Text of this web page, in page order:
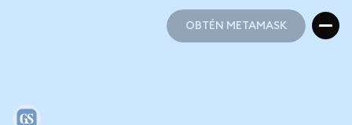
OBTÉN METAMASK